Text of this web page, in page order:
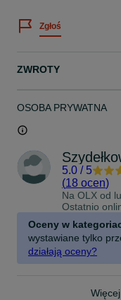
Zgłoś
ZWROTY
OSOBA PRYWATNA
5.0 / 5
(18 ocen)
Na OLX od
Ostatnio
Oceny w
wystawiane tylko
działają oceny?